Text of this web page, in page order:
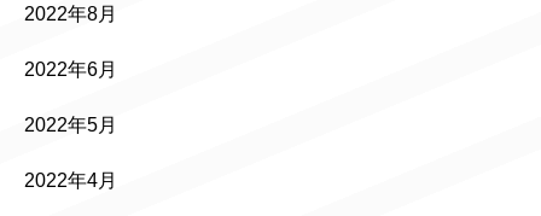
2022年8月
2022年6月
2022年5月
2022年4月